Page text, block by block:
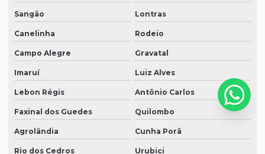
Sangão Lontras
Canelinha Rodeio
Campo Alegre Gravatal
Imaruí Luiz Alves
Lebon Régis Antônio Carlos
Faxinal dos Guedes Quilombo
Agrolândia Cunha Porã
Rio dos Cedros Urubici